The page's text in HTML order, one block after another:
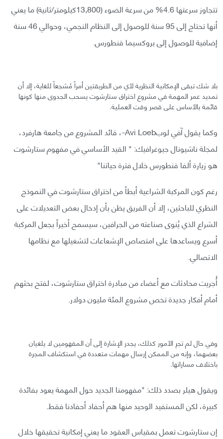
تتجاوز سرعتها 4.6% من سرعة الضوء (13,800كيلومتر/ثانية) ما يعني
أنها تحتاج إلى 95 سنة للوصول إلى النظام النجمي، وحوالي 46 سنة
إضافية للوصول إلى بروكسيما قنطورس.
بلا شك تبقى الإمكانية النظرية لأي من الطريقتين أمراً مُشجعاً للغاية، إلا أن
تمديد عمر المهمة في مشروع اختراق ستارشوت يسحب الجدوى منها كونها
قائمة بالأساس على قصر وقت العملية.
وكما يقول آفي لوبAvi Loeb-، قائد المشروع من جامعة هارفرد،
لمجلة ناشيونال جيوغرافيك: " القيد الأساسي في مفهوم ستارشوت
هو زيارة ألفا قنطورس خلال فترة حياتنا"
رغم كون المركبة الشراعية أبطأ من اختراق ستارشوت في النموذج
النظري للباحثين، إلا أن الفريق يظن بأن إدخال بعض التعديلات على
الشراع الذي يُنوى صناعته من الجرافين، سيسمح أخيراً بجعل المركبة
أسرع ويساعدها على امتصاص الإشعاعات لتشغيلها مع نظامها
الاتصالي.
أُجريت محادثات مع أعضاء من مبادرة اختراق ستارشوت، لفتح بحثهم
أمام أفكار جديدة تخص مشروع المئة مليون دولار.
وفي حال لم تجرِ الأمور كذلك، يجدر الإشارة إلى أن المفهومين لا يلغيان
بعضهما، وإنه من الممكن إرسال مهمات متعددة في استكشاف المجرة
باختلاف مساراتها.
ويقول هيلر بصدد ذلك: "مفهومنا الجديد حول المهمة يعود بفائدة
كبيرة، لكن المستفيد الوحيد منها هم أحفاد أحفادنا فقط.
إن ستارشوت تعمل بمقياس العقود ما يعني إمكانية تحقيقها خلال